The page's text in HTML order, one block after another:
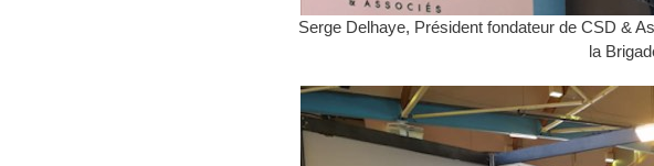
Serge Delhaye, Président fondateur de CSD &
la